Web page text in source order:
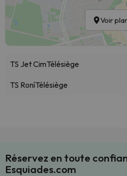
Voir
TS Jet CimTélésiège
TS RoníTélésiège
Réservez en toute
Esquiades.com